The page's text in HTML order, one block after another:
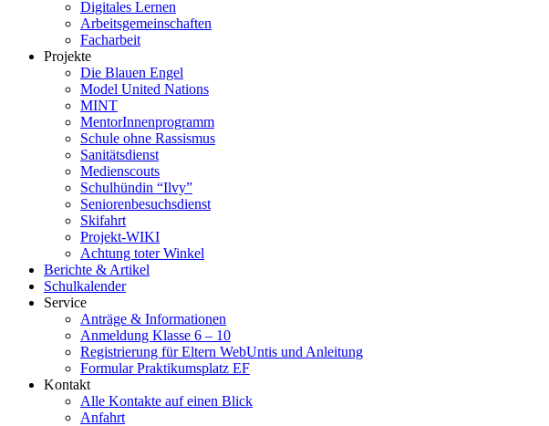
Digitales Lernen
Arbeitsgemeinschaften
Facharbeit
Projekte
Die Blauen Engel
Model United Nations
MINT
MentorInnenprogramm
Schule ohne Rassismus
Sanitätsdienst
Medienscouts
Schulhündin “Ilvy”
Seniorenbesuchsdienst
Skifahrt
Projekt-WIKI
Achtung toter Winkel
Berichte & Artikel
Schulkalender
Service
Anträge & Informationen
Anmeldung Klasse 6 – 10
Registrierung für Eltern WebUntis und Anleitung
Formular Praktikumsplatz EF
Kontakt
Alle Kontakte auf einen Blick
Anfahrt